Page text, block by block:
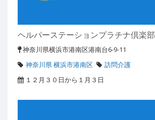
ヘルパーステーションプラチナ倶楽部
神奈川県横浜市港南区港南台6-9-11
神奈川県 横浜市港南区
訪問介護
１２月３０日から１月３日